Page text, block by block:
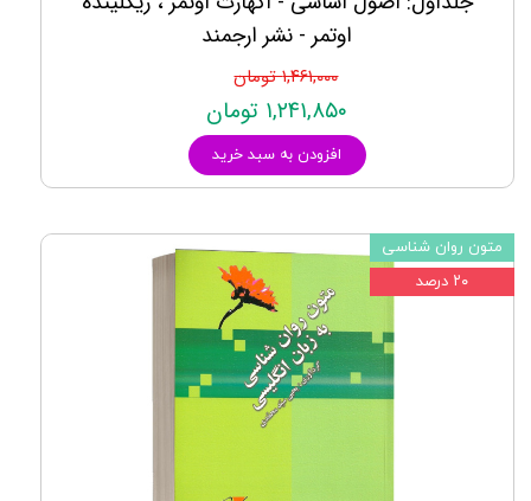
اوتمر - نشر ارجمند
۱,۴۶۱,۰۰۰ تومان
۱,۲۴۱,۸۵۰ تومان
افزودن به سبد خرید
متون روان شناسی
۲۰ درصد